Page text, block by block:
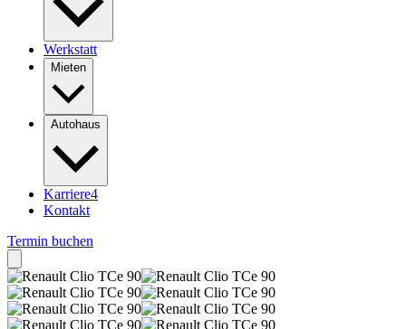
Werkstatt
Mieten
Autohaus
Karriere4
Kontakt
Termin buchen